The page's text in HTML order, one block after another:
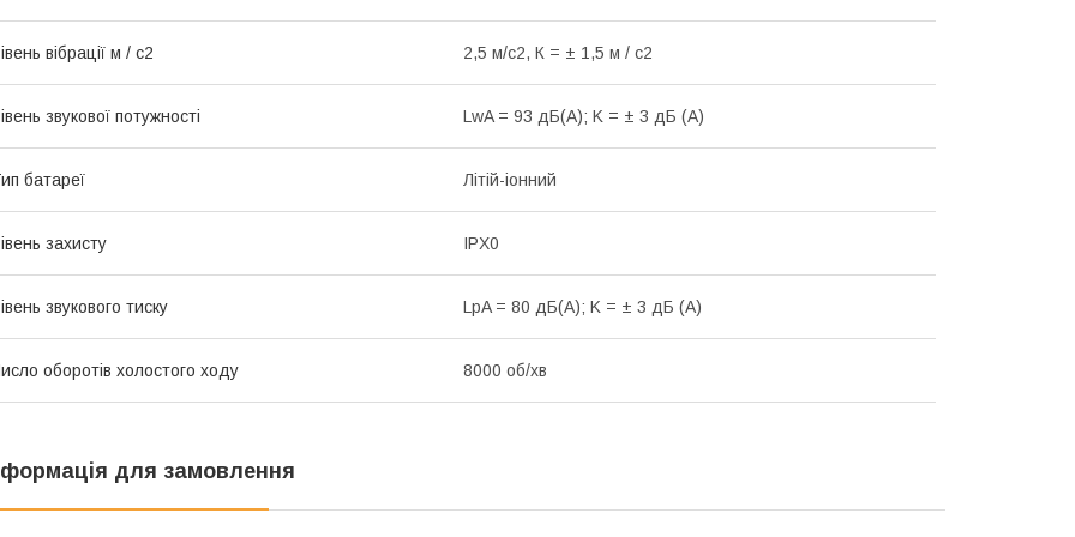
вібрації м / с2 2,5 м/с2, К = ± 1,5 м / с2
звукової потужності LwA = 93 дБ(А); K = ± 3 дБ (А)
батареї Літій-іонний
захисту IPX0
звукового тиску LpA = 80 дБ(А); K = ± 3 дБ (А)
оборотів холостого ходу 8000 об/хв
для замовлення